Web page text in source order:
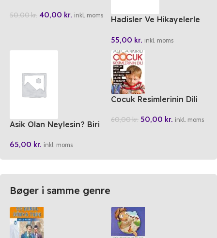
Mehmet
50,00kr. 40,00 kr. inkl. moms
Hadisler Ve Hikayelerle
55,00 kr. inkl. moms
Asik Olan Neylesin? Biri
65,00 kr. inkl. moms
Cocuk Resimlerinin Dili
60,00kr. 50,00 kr. inkl. moms
Bøger i samme genre